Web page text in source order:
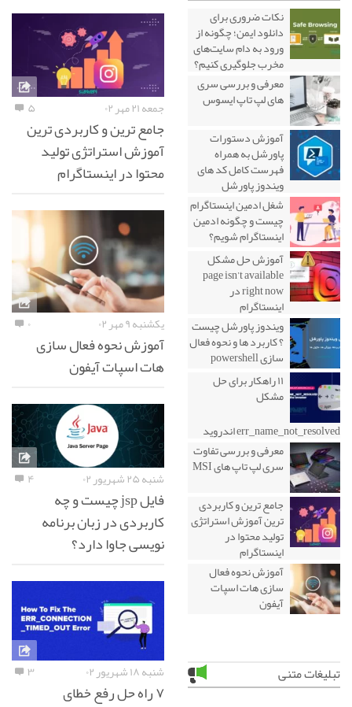
نکات ضروری برای
دانلود ایمن؛ چگونه از
ورود به دام سایت‌های
مخرب جلوگیری کنیم؟
معرفی و بررسی سری
های لپ تاپ ایسوس
آموزش دستورات
پاورشل به همراه
فهرست کامل کد های
ویندوز پاورشل
شغل ادمین اینستاگرام
چیست و چگونه ادمین
اینستاگرام شویم؟
آموزش حل مشکل
page isn’t available
right now در
اینستاگرام
ویندوز پاورشل چیست
؟ کاربرد ها و نحوه فعال
سازی powershell
۱۱ راهکار برای حل
مشکل
err_name_not_resolved اندروید
معرفی و بررسی تفاوت
سری لپ تاپ های MSI
جامع ترین و کاربردی
ترین آموزش استراتژی
تولید محتوا در
اینستاگرام
آموزش نحوه فعال
سازی هات اسپات
آیفون
تبلیغات متنی
جمعه ۲۱ مهر ۰۲ ۵
جامع ترین و کاربردی ترین
آموزش استراتژی تولید
محتوا در اینستاگرام
یکشنبه ۹ مهر ۰۲ ۰
آموزش نحوه فعال سازی
هات اسپات آیفون
شنبه ۲۵ شهریور ۰۲ ۴
فایل jsp چیست و چه
کاربردی در زبان برنامه
نویسی جاوا دارد؟
شنبه ۱۸ شهریور ۰۲ ۳
۷ راه حل رفع خطای